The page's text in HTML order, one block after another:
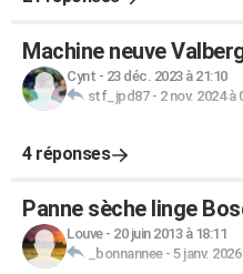
Machine neuve
Cynt - 23 déc. 2023 à 21:10
stf_jpd87- 2 nov. 2024 à
4 réponses
Panne sèche linge
Louve- 20 juin 2013 à 18:11
_bonnannee- 5 janv.